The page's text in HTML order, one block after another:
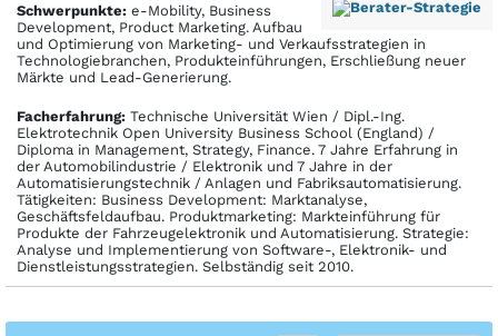
Schwerpunkte: e-Mobility, Business
Development, Product Marketing. Aufbau
und Optimierung von Marketing- und Verkaufsstrategien in
Technologiebranchen, Produkteinführungen, Erschließung neuer
Märkte und Lead-Generierung.
Facher­fahrung: Technische Universität Wien / Dipl.-Ing.
Elektrotechnik Open University Business School (England) /
Diploma in Management, Strategy, Finance. 7 Jahre Erfahrung in
der Automobilindustrie / Elektronik und 7 Jahre in der
Automatisierungstechnik / Anlagen und Fabriksautomatisierung.
Tätigkeiten: Business Development: Marktanalyse,
Geschäftsfeldaufbau. Produktmarketing: Markteinführung für
Produkte der Fahrzeugelektronik und Automatisierung. Strategie:
Analyse und Implementierung von Software-, Elektronik- und
Dienstleistungsstrategien. Selbständig seit 2010.